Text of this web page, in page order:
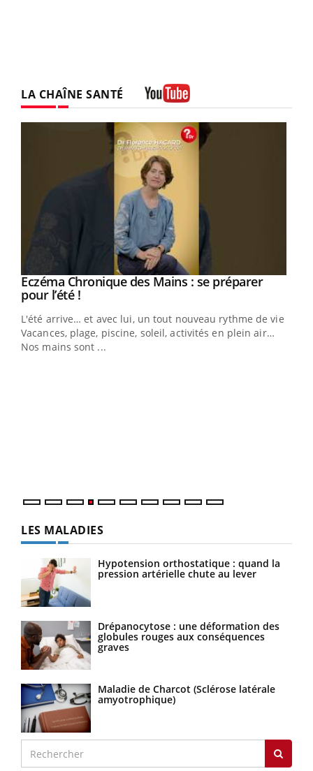
LA CHAÎNE SANTÉ
Youtube
Eczéma Chronique des Mains : se préparer
pour l’été !Youtube
L'été arrive… et avec lui, un tout nouveau rythme de vie !
Vacances, plage, piscine, soleil, activités en plein air…
Nos mains sont ...
LES MALADIES
Hypotension orthostatique : quand la
pression artérielle chute au lever
Drépanocytose : une déformation des
globules rouges aux conséquences
graves
Maladie de Charcot (Sclérose latérale
amyotrophique)